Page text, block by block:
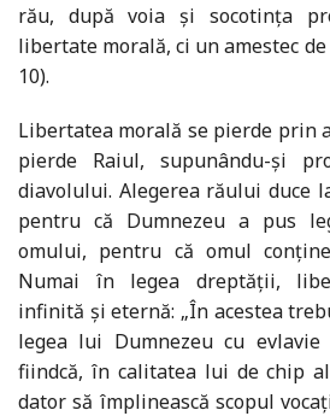
rău, după voia şi socotinţa
libertate morală, ci un amestec
10).
Libertatea morală se pierde prin
pierde Raiul, supunându-şi
diavolului. Alegerea răului duce
pentru că Dumnezeu a pus
omului, pentru că omul
Numai în legea dreptăţii,
infinită şi eternă: „În acestea
legea lui Dumnezeu cu
fiindcă, în calitatea lui de chip
dator să împlinească scopul